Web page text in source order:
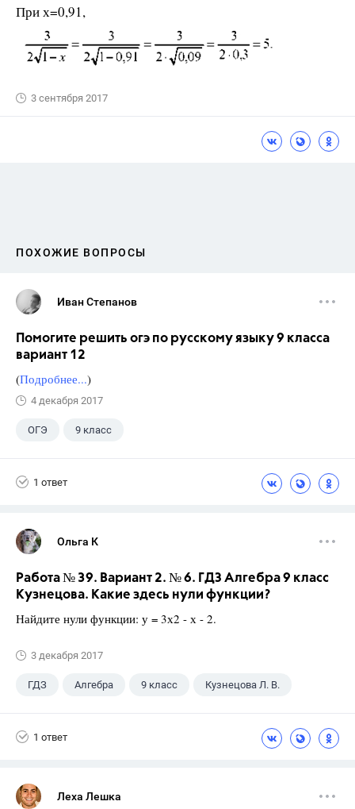
При х=0,91,
3 сентября 2017
ПОХОЖИЕ ВОПРОСЫ
Иван Степанов
Помогите решить огэ по русскому языку 9 класса
вариант 12
(Подробнее...)
4 декабря 2017
ОГЭ 9 класс
1 ответ
Ольга К
Работа № 39. Вариант 2. № 6. ГДЗ Алгебра 9 класс
Кузнецова. Какие здесь нули функции?
Найдите нули функции: у = 3х2 - х - 2.
3 декабря 2017
ГДЗ Алгебра 9 класс Кузнецова Л. В.
1 ответ
Леха Лешка